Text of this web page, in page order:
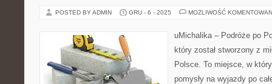
POSTED BY ADMIN GRU - 6 - 2025 MOŻLIWOŚĆ
uMichalika – Podróże po
który został stworzony z
Polsce. To miejsce, w
pomysły na wyjazdy po